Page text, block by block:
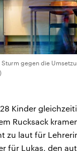
gegen die
Kinder
Rucksack
zu laut für
für Lukas, den